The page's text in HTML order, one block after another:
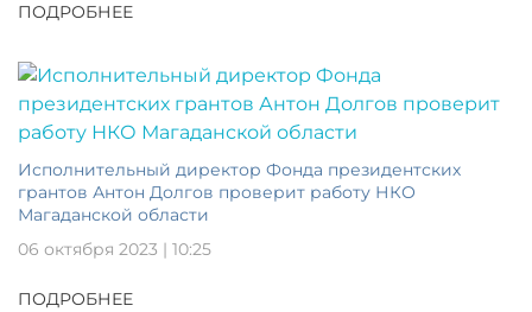
ПОДРОБНЕЕ
Исполнительный директор Фонда президентских
грантов Антон Долгов проверит работу НКО
Магаданской области
06 октября 2023 | 10:25
ПОДРОБНЕЕ